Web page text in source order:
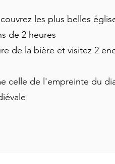
les plus belles
de 2 heures
de la bière et visitez 2
celle de l'empreinte du